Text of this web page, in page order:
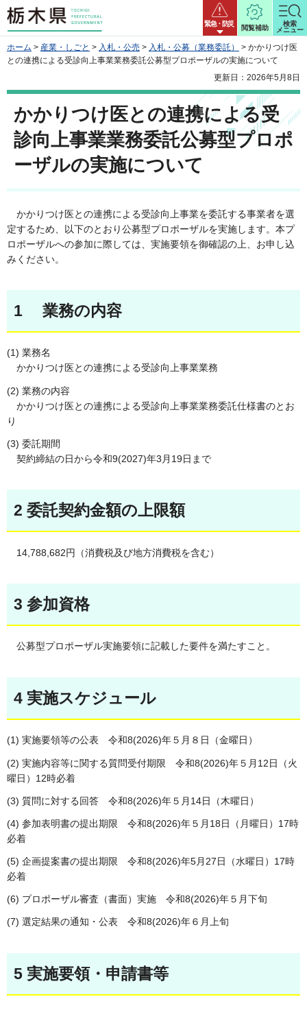
栃木県 緊急・防災
閲覧補助
検索
メニュー
ホーム > 産業・しごと > 入札・公売 > 入札・公募（業務委託）
> かかりつけ医
との連携による受診向上事業業務委託公募型プロポーザルの実施について
更新日：2026年5月8日
かかりつけ医との連携による受
診向上事業業務委託公募型プロポ
ーザルの実施について
かかりつけ医との連携による受診向上事業を委託する事業者を選
定するため、以下のとおり公募型プロポーザルを実施します。本プ
ロポーザルへの参加に際しては、実施要領を御確認の上、お申し込
みください。
1 業務の内容
(1) 業務名
かかりつけ医との連携による受診向上事業業務
(2) 業務の内容
かかりつけ医との連携による受診向上事業業務委託仕様書のとお
り
(3) 委託期間
契約締結の日から令和9(2027)年3月19日まで
2 委託契約金額の上限額
14,788,682円（消費税及び地方消費税を含む）
3 参加資格
公募型プロポーザル実施要領に記載した要件を満たすこと。
4 実施スケジュール
(1) 実施要領等の公表 令和8(2026)年５月８日（金曜日）
(2) 実施内容等に関する質問受付期限 令和8(2026)年５月12日（火
曜日）12時必着
(3) 質問に対する回答 令和8(2026)年５月14日（木曜日）
(4) 参加表明書の提出期限 令和8(2026)年５月18日（月曜日）17時
必着
(5) 企画提案書の提出期限 令和8(2026)年5月27日（水曜日）17時
必着
(6) プロポーザル審査（書面）実施 令和8(2026)年５月下旬
(7) 選定結果の通知・公表 令和8(2026)年６月上旬
5 実施要領・申請書等